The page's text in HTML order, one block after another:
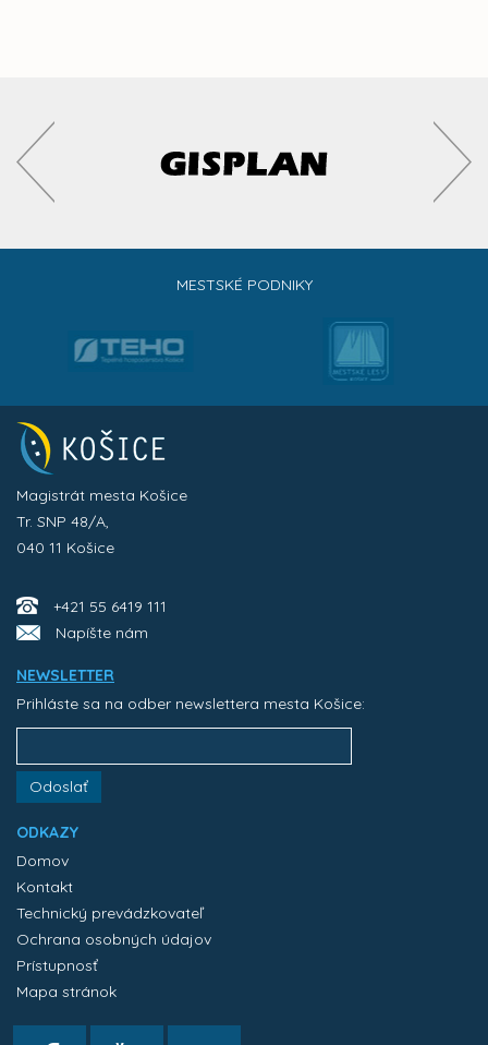
MESTSKÉ PODNIKY
Magistrát mesta Košice
Tr. SNP 48/A,
040 11 Košice
+421 55 6419 111
Napíšte nám
NEWSLETTER
Prihláste sa na odber newslettera mesta Košice:
Odoslať
ODKAZY
Domov
Kontakt
Technický prevádzkovateľ
Ochrana osobných údajov
Prístupnosť
Mapa stránok